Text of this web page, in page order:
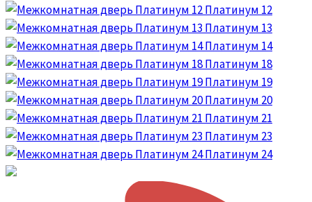
Платинум 12
Платинум 13
Платинум 14
Платинум 18
Платинум 19
Платинум 20
Платинум 21
Платинум 23
Платинум 24